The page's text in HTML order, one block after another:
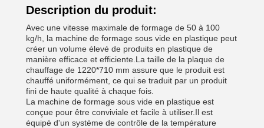
Description du produit:
Avec une vitesse maximale de formage de 50 à 100
kg/h, la machine de formage sous vide en plastique peut
créer un volume élevé de produits en plastique de
manière efficace et efficiente.La taille de la plaque de
chauffage de 1220*710 mm assure que le produit est
chauffé uniformément, ce qui se traduit par un produit
fini de haute qualité à chaque fois.
La machine de formage sous vide en plastique est
conçue pour être conviviale et facile à utiliser.Il est
équipé d'un système de contrôle de la température